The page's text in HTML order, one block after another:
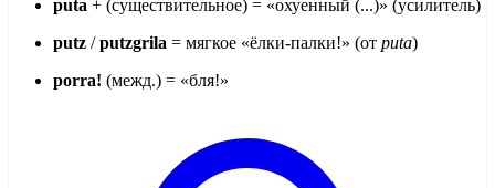
puta + (существительное) = «охуенный (...)» (усилитель)
putz /putzgrila = мягкое «ёлки-палки!» (от puta)
porra! (межд.) = «бля!»